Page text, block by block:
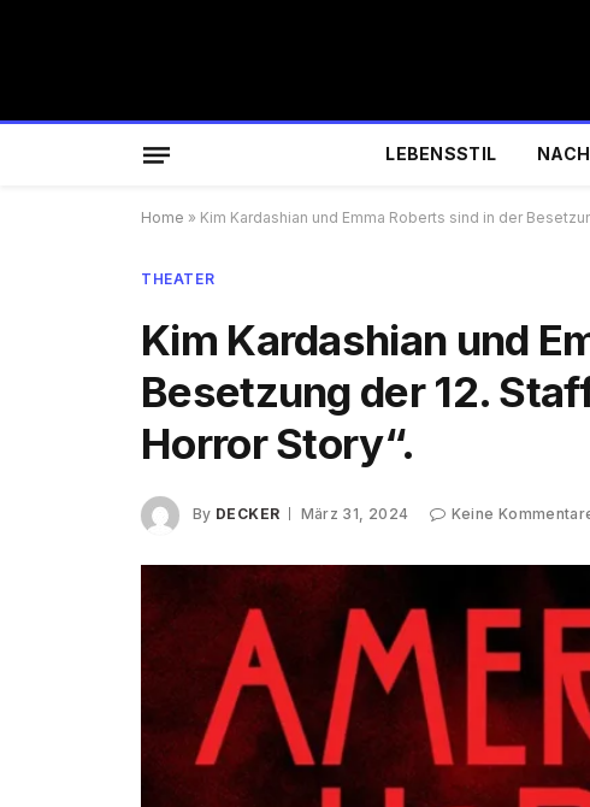
LEBENSSTIL
Home » Kim Kardashian und Emma Roberts sind in der
THEATER
Kim Kardashian und
Besetzung der 12.
Horror Story“.
By DECKER März 31, 2024 Keine